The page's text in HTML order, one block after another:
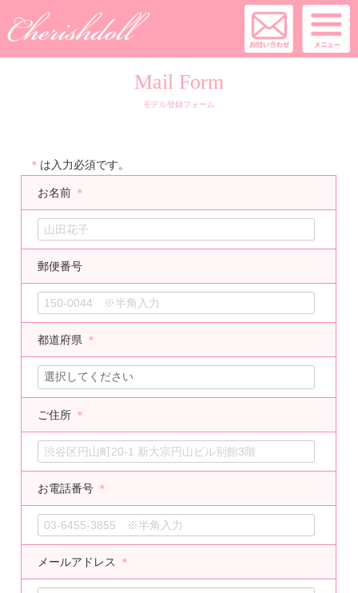
Mail Form
モデル登録フォーム
＊ は入力必須です。
お名前 ＊
郵便番号
都道府県 ＊
ご住所 ＊
お電話番号 ＊
メールアドレス ＊